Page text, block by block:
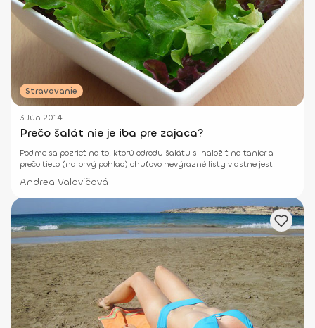
Stravovanie
3 Jún 2014
Prečo šalát nie je iba pre zajaca?
Poďme sa pozrieť na to, ktorú odrodu šalátu si naložiť na tanier a
prečo tieto (na prvý pohľad) chuťovo nevýrazné listy vlastne jesť.
Andrea Valovičová